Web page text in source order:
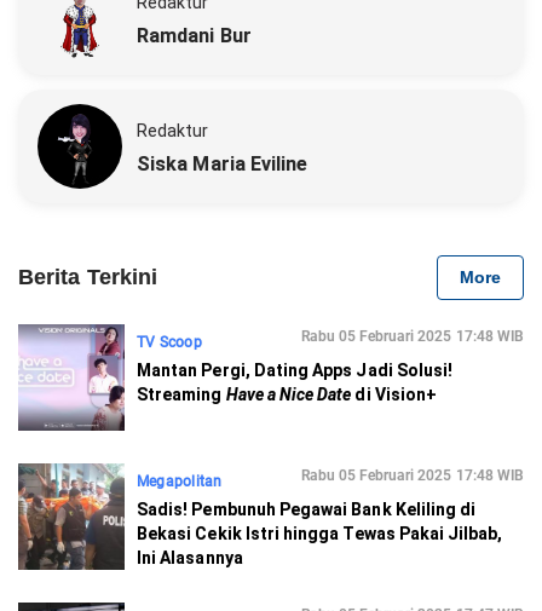
Ramdani Bur
Redaktur
Siska Maria Eviline
Berita Terkini More
TV Scoop Rabu 05 Februari 2025 17:48 WIB
Mantan Pergi, Dating Apps Jadi Solusi!
Streaming Have a Nice Date di Vision+
Megapolitan Rabu 05 Februari 2025 17:48 WIB
Sadis! Pembunuh Pegawai Bank Keliling di
Bekasi Cekik Istri hingga Tewas Pakai Jilbab,
Ini Alasannya